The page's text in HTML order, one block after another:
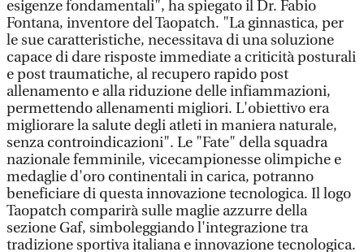
esigenze fondamentali", ha spiegato il Dr. Fabio
Fontana, inventore del Taopatch. "La ginnastica, per
le sue caratteristiche, necessitava di una soluzione
capace di dare risposte immediate a criticità posturali
e post traumatiche, al recupero rapido post
allenamento e alla riduzione delle infiammazioni,
permettendo allenamenti migliori. L'obiettivo era
migliorare la salute degli atleti in maniera naturale,
senza controindicazioni". Le "Fate" della squadra
nazionale femminile, vicecampionesse olimpiche e
medaglie d'oro continentali in carica, potranno
beneficiare di questa innovazione tecnologica. Il logo
Taopatch comparirà sulle maglie azzurre della
sezione Gaf, simboleggiando l'integrazione tra
tradizione sportiva italiana e innovazione tecnologica.